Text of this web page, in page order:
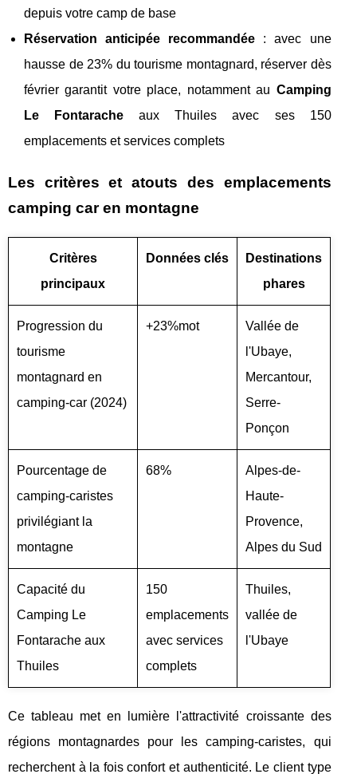
depuis votre camp de base
Réservation anticipée recommandée : avec une
hausse de 23% du tourisme montagnard, réserver dès
février garantit votre place, notamment au Camping
Le Fontarache aux Thuiles avec ses 150
emplacements et services complets
Les critères et atouts des emplacements
camping car en montagne
Critères
principaux
Données clés
Destinations
phares
Progression du
tourisme
montagnard en
camping-car (2024)
+23%mot
Vallée de
l'Ubaye,
Mercantour,
Serre-
Ponçon
Pourcentage de
camping-caristes
privilégiant la
montagne
68%
Alpes-de-
Haute-
Provence,
Alpes du Sud
Capacité du
Camping Le
Fontarache aux
Thuiles
150
emplacements
avec services
complets
Thuiles,
vallée de
l'Ubaye
Ce tableau met en lumière l'attractivité croissante des
régions montagnardes pour les camping-caristes, qui
recherchent à la fois confort et authenticité. Le client type